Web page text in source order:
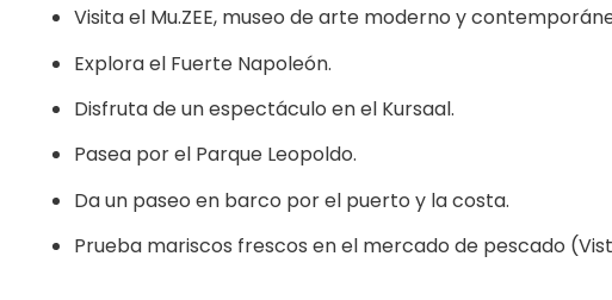
Visita el Mu.ZEE, museo de arte moderno y
Explora el Fuerte Napoleón.
Disfruta de un espectáculo en el Kursaal.
Pasea por el Parque Leopoldo.
Da un paseo en barco por el puerto y la costa.
Prueba mariscos frescos en el mercado de pescado